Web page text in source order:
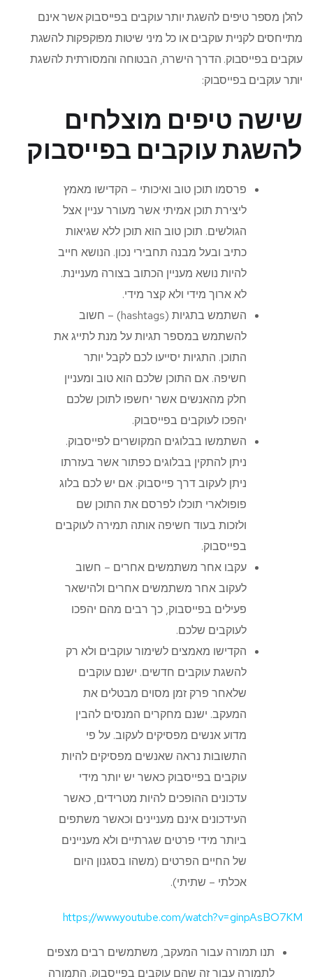
להלן מספר טיפים להשגת יותר עוקבים בפייסבוק אשר אינם
מתייחסים לקניית עוקבים או כל מיני שיטות מפוקפקות להשגת
עוקבים בפייסבוק. הדרך הישרה, הבטוחה והמסורתית להשגת
יותר עוקבים בפייסבוק:
שישה טיפים מוצלחים
להשגת עוקבים בפייסבוק
פרסמו תוכן טוב ואיכותי – הקדישו מאמץ
ליצירת תוכן אמיתי אשר מעורר עניין אצל
הגולשים. תוכן טוב הוא תוכן ללא שגיאות
כתיב ובעל מבנה תחבירי נכון. הנושא חייב
להיות נושא מעניין הכתוב בצורה מעניינת.
לא ארוך מידי ולא קצר מידי.
השתמש בתגיות (hashtags) – חשוב
להשתמש במספר תגיות על מנת לתייג את
התוכן. התגיות יסייעו לכם לקבל יותר
חשיפה. אם התוכן שלכם הוא טוב ומעניין
חלק מהאנשים אשר יחשפו לתוכן שלכם
יהפכו לעוקבים בפייסבוק.
השתמשו בבלוגים המקושרים לפייסבוק.
ניתן להתקין בבלוגים כפתור אשר בעזרתו
ניתן לעקוב דרך פייסבוק. אם יש לכם בלוג
פופולארי תוכלו לפרסם את התוכן שם
ולזכות בעוד חשיפה אותה תמירה לעוקבים
בפייסבוק.
עקבו אחר משתמשים אחרים – חשוב
לעקוב אחר משתמשים אחרים ולהישאר
פעילים בפייסבוק, כך רבים מהם יהפכו
לעוקבים שלכם.
הקדישו מאמצים לשימור עוקבים ולא רק
להשגת עוקבים חדשים. ישנם עוקבים
שלאחר פרק זמן מסוים מבטלים את
המעקב. ישנם מחקרים המנסים להבין
מדוע אנשים מפסיקים לעקוב. על פי
התשובות נראה שאנשים מפסיקים להיות
עוקבים בפייסבוק כאשר יש יותר מידי
עדכונים ההופכים להיות מטרידים, כאשר
העידכונים אינם מעניינים וכאשר משתפים
ביותר מידי פרטים שגרתיים ולא מעניינים
של החיים הפרטים (משהו בסגנון היום
אכלתי – שתיתי).
https://www.youtube.com/watch?v=ginpAsBO7KM
תנו תמורה עבור המעקב, משתמשים רבים מצפים
לתמורה עבור זה שהם עוקבים בפייסבוק. התמורה